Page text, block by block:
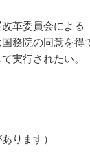
革委員会による
務院の同意を得
実行されたい。
ります）